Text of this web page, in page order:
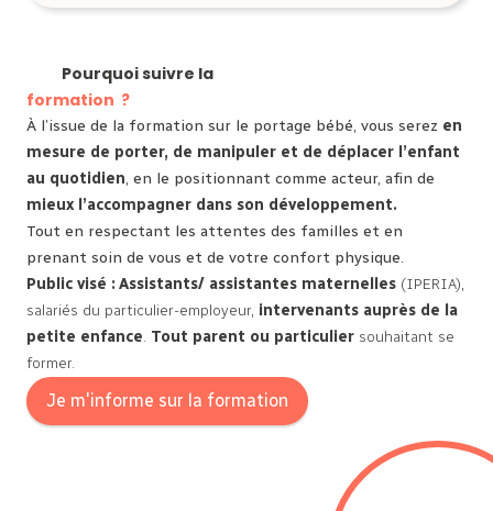
Pourquoi suivre la
formation ?
À l’issue de la formation sur le portage bébé, vous serez en
mesure de porter, de manipuler et de déplacer l’enfant
au quotidien, en le positionnant comme acteur, afin de
mieux l’accompagner dans son développement.
Tout en respectant les attentes des familles et en
prenant soin de vous et de votre confort physique.
Public visé : Assistants/ assistantes maternelles (IPERIA),
salariés du particulier-employeur, intervenants auprès de la
petite enfance. Tout parent ou particulier souhaitant se
former.
Je m'informe sur la formation